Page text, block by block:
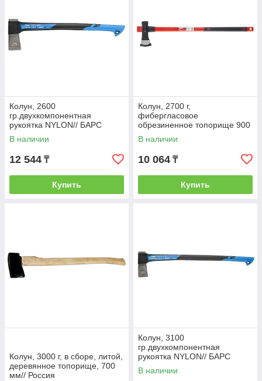
Колун, 2600
гр.двухкомпонентная
рукоятка NYLON// БАРС
В наличии
12 544 ₸
Купить
Колун, 2700 г,
фибергласовое
обрезиненное топорище 900
мм// MATRIX
В наличии
10 064 ₸
Купить
Колун, 3000 г, в сборе, литой,
деревянное топорище, 700
мм// Россия
Колун, 3100
гр.двухкомпонентная
рукоятка NYLON// БАРС
В наличии